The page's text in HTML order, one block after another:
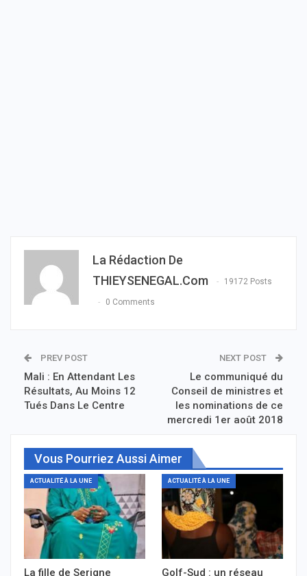
La Rédaction De
THIEYSENEGAL.com
19172 Posts
0 Comments
PREV POST
Mali : En Attendant Les
Résultats, Au Moins 12
Tués Dans Le Centre
NEXT POST
Le communiqué du
Conseil de ministres et
les nominations de ce
mercredi 1er août 2018
Vous Pourriez Aussi Aimer
ACTUALITÉ À LA UNE
La fille de Serigne
ACTUALITÉ À LA UNE
Golf-Sud : un réseau